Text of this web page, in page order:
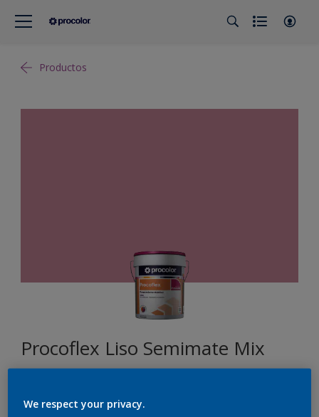
Productos
Procoflex Liso Semimate Mix
We respect your privacy.